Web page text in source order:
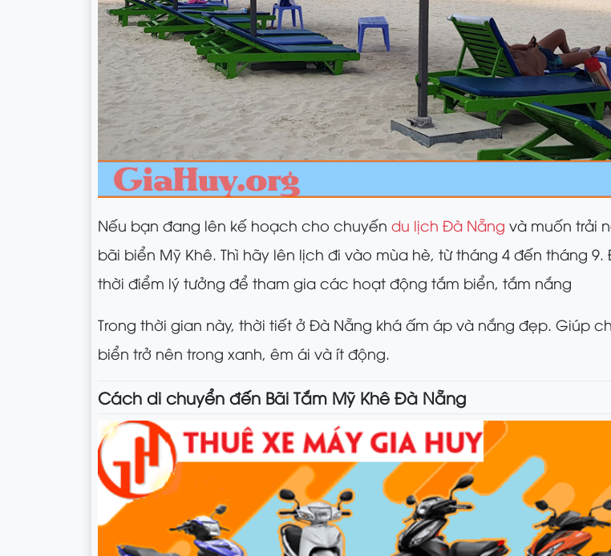
Nếu bạn đang lên kế hoạch cho chuyến du lịch Đà Nẵng và muốn trải
bãi biển Mỹ Khê. Thì hãy lên lịch đi vào mùa hè, từ tháng 4 đến tháng 9.
thời điểm lý tưởng để tham gia các hoạt động tắm biển, tắm nắng
Trong thời gian này, thời tiết ở Đà Nẵng khá ấm áp và nắng đẹp. Giúp
biển trở nên trong xanh, êm ái và ít động.
Cách di chuyển đến Bãi Tắm Mỹ Khê Đà Nẵng